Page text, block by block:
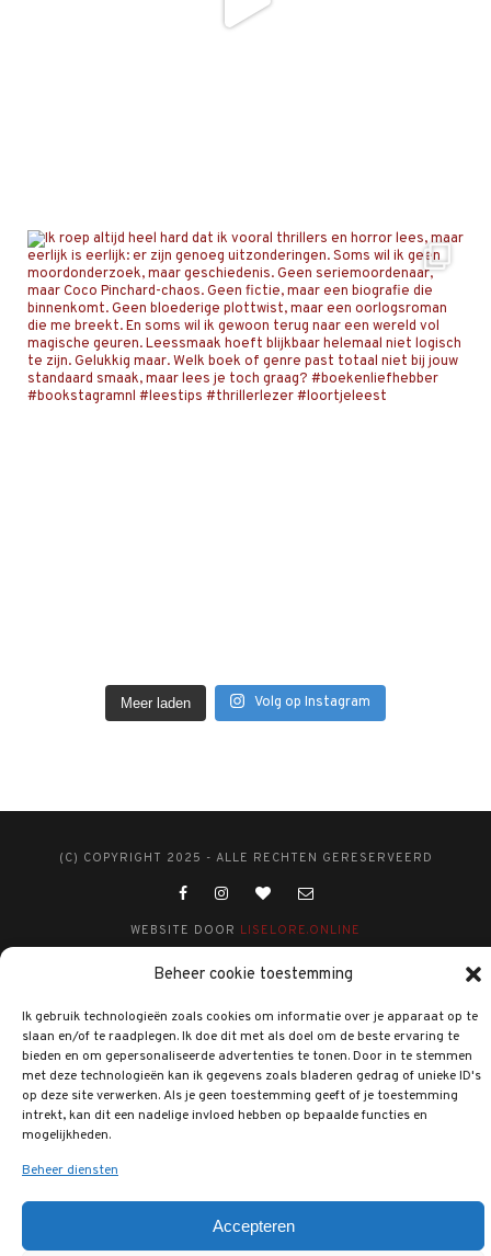
Beheer cookie toestemming
Ik gebruik technologieën zoals cookies om informatie over je apparaat op te
slaan en/of te raadplegen. Ik doe dit met als doel om de beste ervaring te
bieden en om gepersonaliseerde advertenties te tonen. Door in te stemmen
met deze technologieën kan ik gegevens zoals bladeren gedrag of unieke ID's
op deze site verwerken. Als je geen toestemming geeft of je toestemming
intrekt, kan dit een nadelige invloed hebben op bepaalde functies en
mogelijkheden.
Beheer diensten
Accepteren
Meer laden Volg op Instagram
(C) COPYRIGHT 2025 - ALLE RECHTEN GERESERVEERD
WEBSITE DOOR LISELORE.ONLINE